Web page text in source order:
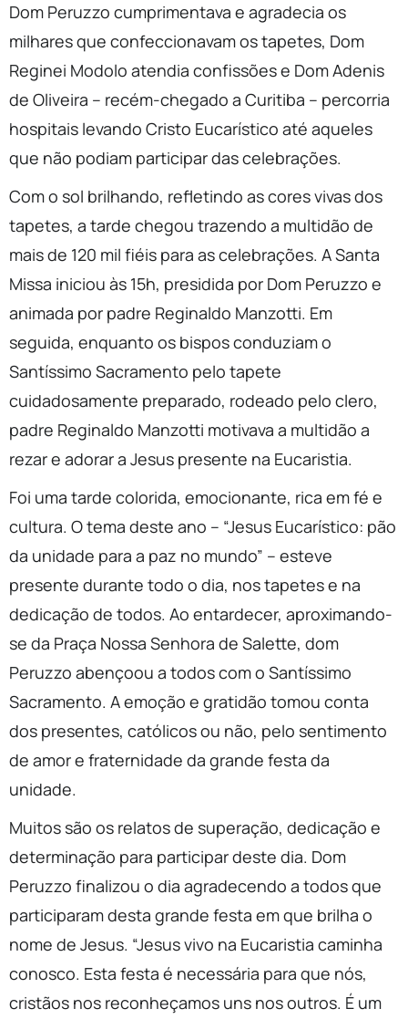
Dom Peruzzo cumprimentava e agradecia os
milhares que confeccionavam os tapetes, Dom
Reginei Modolo atendia confissões e Dom Adenis
de Oliveira – recém-chegado a Curitiba – percorria
hospitais levando Cristo Eucarístico até aqueles
que não podiam participar das celebrações.
Com o sol brilhando, refletindo as cores vivas dos
tapetes, a tarde chegou trazendo a multidão de
mais de 120 mil fiéis para as celebrações. A Santa
Missa iniciou às 15h, presidida por Dom Peruzzo e
animada por padre Reginaldo Manzotti. Em
seguida, enquanto os bispos conduziam o
Santíssimo Sacramento pelo tapete
cuidadosamente preparado, rodeado pelo clero,
padre Reginaldo Manzotti motivava a multidão a
rezar e adorar a Jesus presente na Eucaristia.
Foi uma tarde colorida, emocionante, rica em fé e
cultura. O tema deste ano – “Jesus Eucarístico: pão
da unidade para a paz no mundo” – esteve
presente durante todo o dia, nos tapetes e na
dedicação de todos. Ao entardecer, aproximando-
se da Praça Nossa Senhora de Salette, dom
Peruzzo abençoou a todos com o Santíssimo
Sacramento. A emoção e gratidão tomou conta
dos presentes, católicos ou não, pelo sentimento
de amor e fraternidade da grande festa da
unidade.
Muitos são os relatos de superação, dedicação e
determinação para participar deste dia. Dom
Peruzzo finalizou o dia agradecendo a todos que
participaram desta grande festa em que brilha o
nome de Jesus. “Jesus vivo na Eucaristia caminha
conosco. Esta festa é necessária para que nós,
cristãos nos reconheçamos uns nos outros. É um